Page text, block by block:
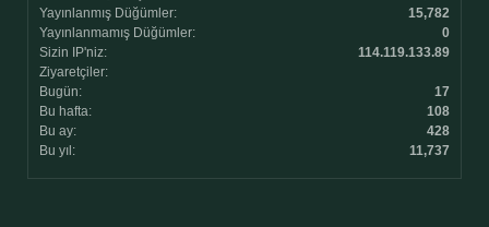
Yayınlanmış Düğümler:
15,782
Yayınlanmamış Düğümler:
0
Sizin IP'niz:
114.119.133.89
Ziyaretçiler:
Bugün:
17
Bu hafta:
108
Bu ay:
428
Bu yıl:
11,737